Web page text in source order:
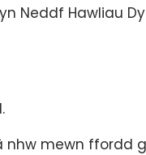
Neddf Hawliau
nhw mewn ffordd